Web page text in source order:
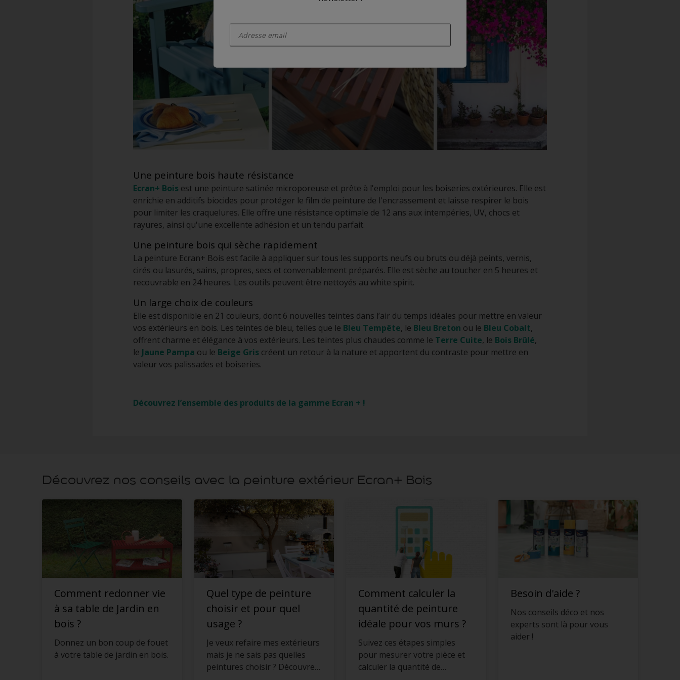
Une peinture bois haute résistance
Ecran+ Bois est une peinture satinée microporeuse et prête à l'emploi pour les boiseries extérieures. Elle est
enrichie en additifs biocides pour protéger le film de peinture de l'encrassement et laisse respirer le bois
pour limiter les craquelures. Elle offre une résistance optimale de 12 ans aux intempéries, UV, chocs et
rayures, ainsi qu'une excellente adhésion et un tendu parfait.
Une peinture bois qui sèche rapidement
La peinture Ecran+ Bois est facile à appliquer sur tous les supports neufs ou bruts ou déjà peints, vernis,
cirés ou lasurés, sains, propres, secs et convenablement préparés. Elle est sèche au toucher en 5 heures et
recouvrable en 24 heures. Les outils peuvent être nettoyés au white spirit.
Un large choix de couleurs
Elle est disponible en 21 couleurs, dont 6 nouvelles teintes dans l’air du temps idéales pour mettre en valeur
vos extérieurs en bois. Les teintes de bleu, telles que le Bleu Tempête, le Bleu Breton ou le Bleu Cobalt,
offrent charme et élégance à vos extérieurs. Les teintes plus chaudes comme le Terre Cuite, le Bois Brûlé,
le Jaune Pampa ou le Beige Gris créent un retour à la nature et apportent du contraste pour mettre en
valeur vos palissades et boiseries.
Découvrez l’ensemble des produits de la gamme Ecran + !
Découvrez nos conseils avec la peinture extérieur Ecran+ Bois
Comment redonner vie
à sa table de Jardin en
bois ?
Donnez un bon coup de fouet
à votre table de jardin en bois.
Quel type de peinture
choisir et pour quel
usage ?
Je veux refaire mes extérieurs
mais je ne sais pas quelles
peintures choisir ? Découvrez
Comment calculer la
quantité de peinture
idéale pour vos murs ?
Suivez ces étapes simples
pour mesurer votre pièce et
calculer la quantité de
Besoin d'aide ?
Nos conseils déco et nos
experts sont là pour vous
aider !